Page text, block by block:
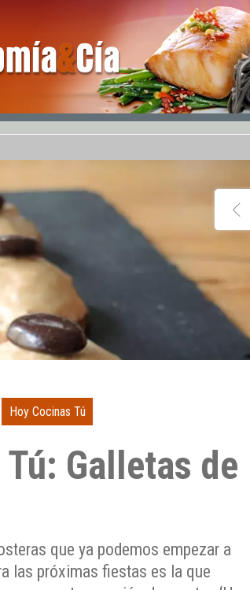
Hoy Cocinas Tú
Galletas de
que ya podemos empezar a
las próximas fiestas es la que